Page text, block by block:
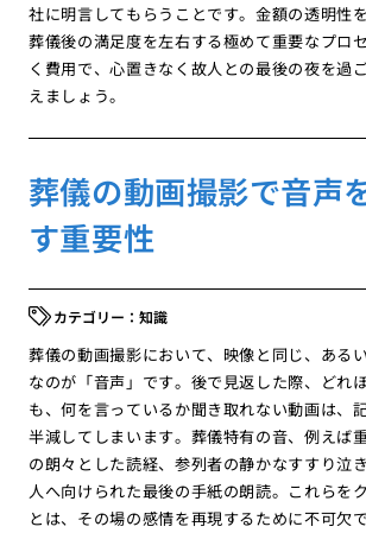
社に明言してもらうことです。金額の透明性
葬儀後の満足度を左右する極めて重要なプロ
く費用で、心置きなく故人との最後の夜を過
えましょう。
葬儀の動画撮影で音声
す重要性
知識
葬儀の動画撮影において、映像と同じ、ある
なのが「音声」です。後で見返した際、どれ
も、何を言っているか聞き取れない動画は、
半減してしまいます。葬儀特有の音、例えば
の朗々とした読経、参列者の静かなすすり泣
人へ向けられた最後の手紙の朗読。これらを
とは、その場の感情を再現するために不可欠